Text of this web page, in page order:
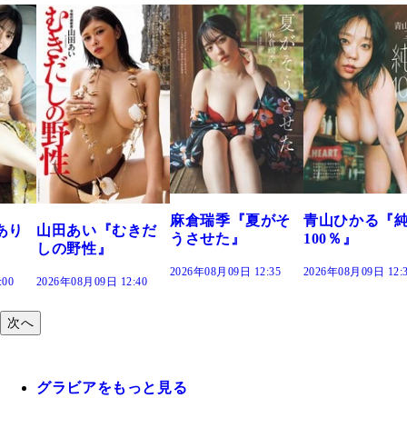
きだ
麻倉瑞季『夏がそ
うさせた』
青山ひかる『純度
100％』
2026年08月09日 12:30
溝端 葵『も
つの、あお
で。』
2026年08月09日
次へ
グラビアをもっと見る